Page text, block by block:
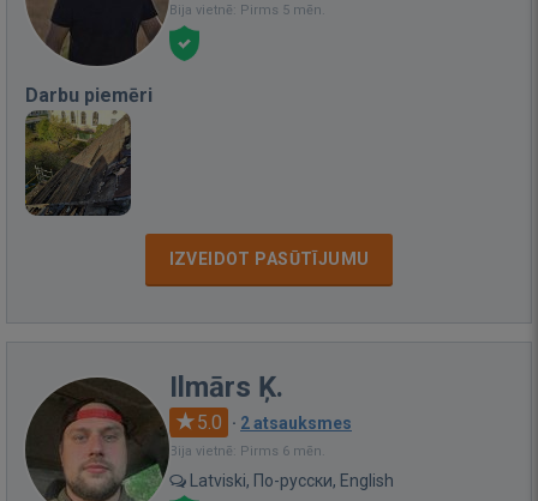
Bija vietnē: Pirms 5 mēn.
Darbu piemēri
IZVEIDOT PASŪTĪJUMU
Ilmārs Ķ.
5.0 · 2 atsauksmes
Bija vietnē: Pirms 6 mēn.
Latviski, По-русски, English